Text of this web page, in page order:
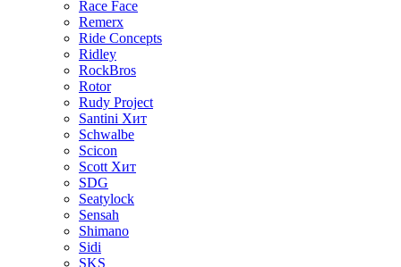
Race Face
Remerx
Ride Concepts
Ridley
RockBros
Rotor
Rudy Project
Santini Хит
Schwalbe
Scicon
Scott Хит
SDG
Seatylock
Sensah
Shimano
Sidi
SKS